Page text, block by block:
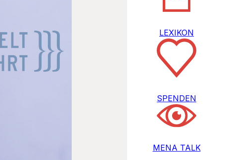
LEXIKON
SPENDEN
MENA TALK